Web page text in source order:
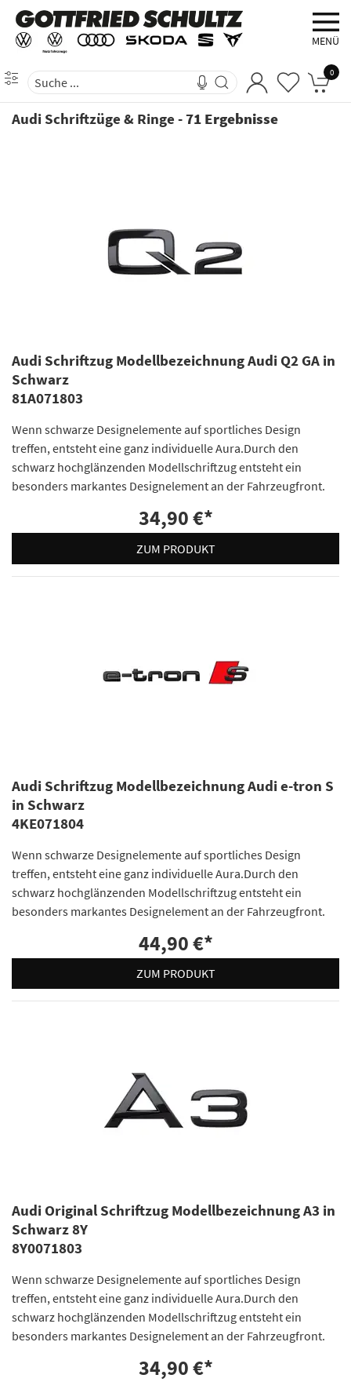
MENÜ
0
Audi Schriftzüge & Ringe -71 Ergebnisse
Audi Schriftzug Modellbezeichnung Audi Q2 GA in
Schwarz
81A071803
Wenn schwarze Designelemente auf sportliches Design
treffen, entsteht eine ganz individuelle Aura.Durch den
schwarz hochglänzenden Modellschriftzug entsteht ein
besonders markantes Designelement an der Fahrzeugfront.
34,90 €*
ZUM PRODUKT
Audi Schriftzug Modellbezeichnung Audi e-tron S
in Schwarz
4KE071804
Wenn schwarze Designelemente auf sportliches Design
treffen, entsteht eine ganz individuelle Aura.Durch den
schwarz hochglänzenden Modellschriftzug entsteht ein
besonders markantes Designelement an der Fahrzeugfront.
44,90 €*
ZUM PRODUKT
Audi Original Schriftzug Modellbezeichnung A3 in
Schwarz 8Y
8Y0071803
Wenn schwarze Designelemente auf sportliches Design
treffen, entsteht eine ganz individuelle Aura.Durch den
schwarz hochglänzenden Modellschriftzug entsteht ein
besonders markantes Designelement an der Fahrzeugfront.
34,90 €*